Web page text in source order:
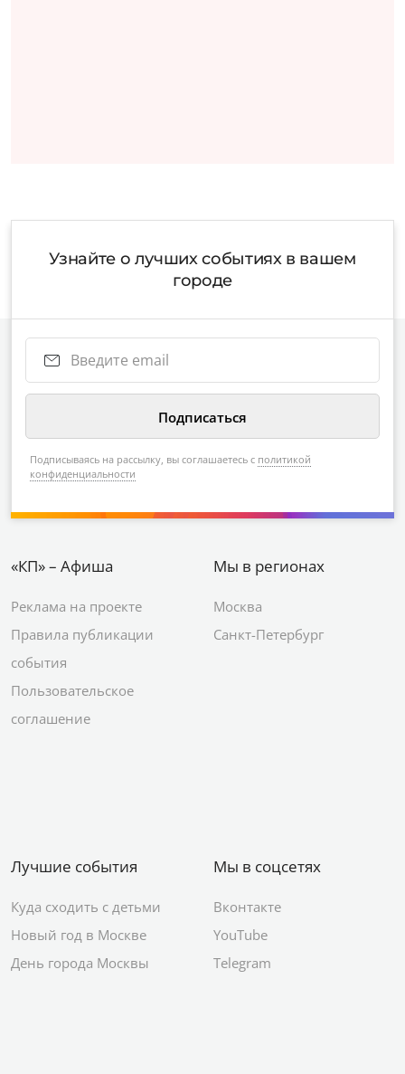
Узнайте о лучших событиях в вашем
городе
Подписываясь на рассылку, вы соглашаетесь с политикой
конфиденциальности
«КП» – Афиша
Реклама на проекте
Правила публикации
события
Пользовательское
соглашение
Мы в регионах
Москва
Санкт-Петербург
Лучшие события
Куда сходить с детьми
Новый год в Москве
День города Москвы
Мы в соцсетях
Вконтакте
YouTube
Telegram